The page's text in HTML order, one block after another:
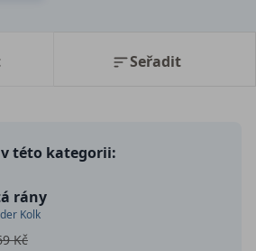
Seřadit
této kategorii:
rány
Kolk
Kč